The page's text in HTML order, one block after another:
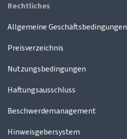
Rechtliches
Allgemeine Geschäftsbedingungen
Preisverzeichnis
Nutzungsbedingungen
Haftungsausschluss
Beschwerdemanagement
Hinweisgebersystem